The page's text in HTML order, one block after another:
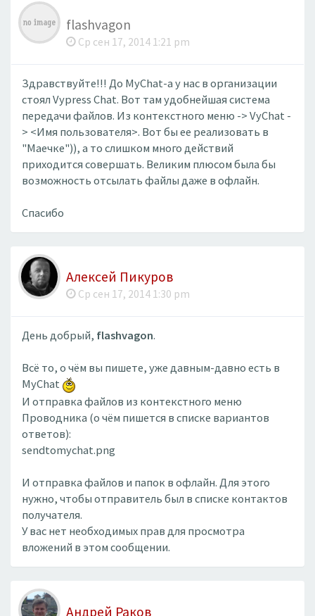
flashvagon
Ср сен 17, 2014 1:21 pm
Здравствуйте!!! До MyChat-а у нас в организации
стоял Vypress Chat. Вот там удобнейшая система
передачи файлов. Из контекстного меню -> VyChat -
> <Имя пользователя>. Вот бы ее реализовать в
"Маечке")), а то слишком много действий
приходится совершать. Великим плюсом была бы
возможность отсылать файлы даже в офлайн.
Спасибо
Алексей Пикуров
Ср сен 17, 2014 1:30 pm
День добрый, flashvagon.
Всё то, о чём вы пишете, уже давным-давно есть в
MyChat
И отправка файлов из контекстного меню
Проводника (о чём пишется в списке вариантов
ответов):
sendtomychat.png
И отправка файлов и папок в офлайн. Для этого
нужно, чтобы отправитель был в списке контактов
получателя.
У вас нет необходимых прав для просмотра
вложений в этом сообщении.
Андрей Раков